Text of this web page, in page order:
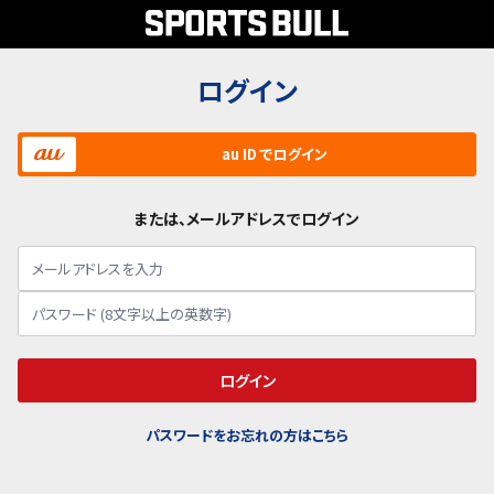
ログイン
au ID でログイン
または、メールアドレスでログイン
ログイン
パスワードをお忘れの方はこちら